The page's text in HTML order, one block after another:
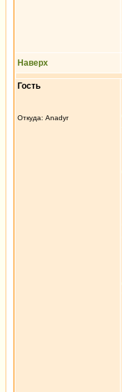
Наверх
Гость
Откуда: Anadyr